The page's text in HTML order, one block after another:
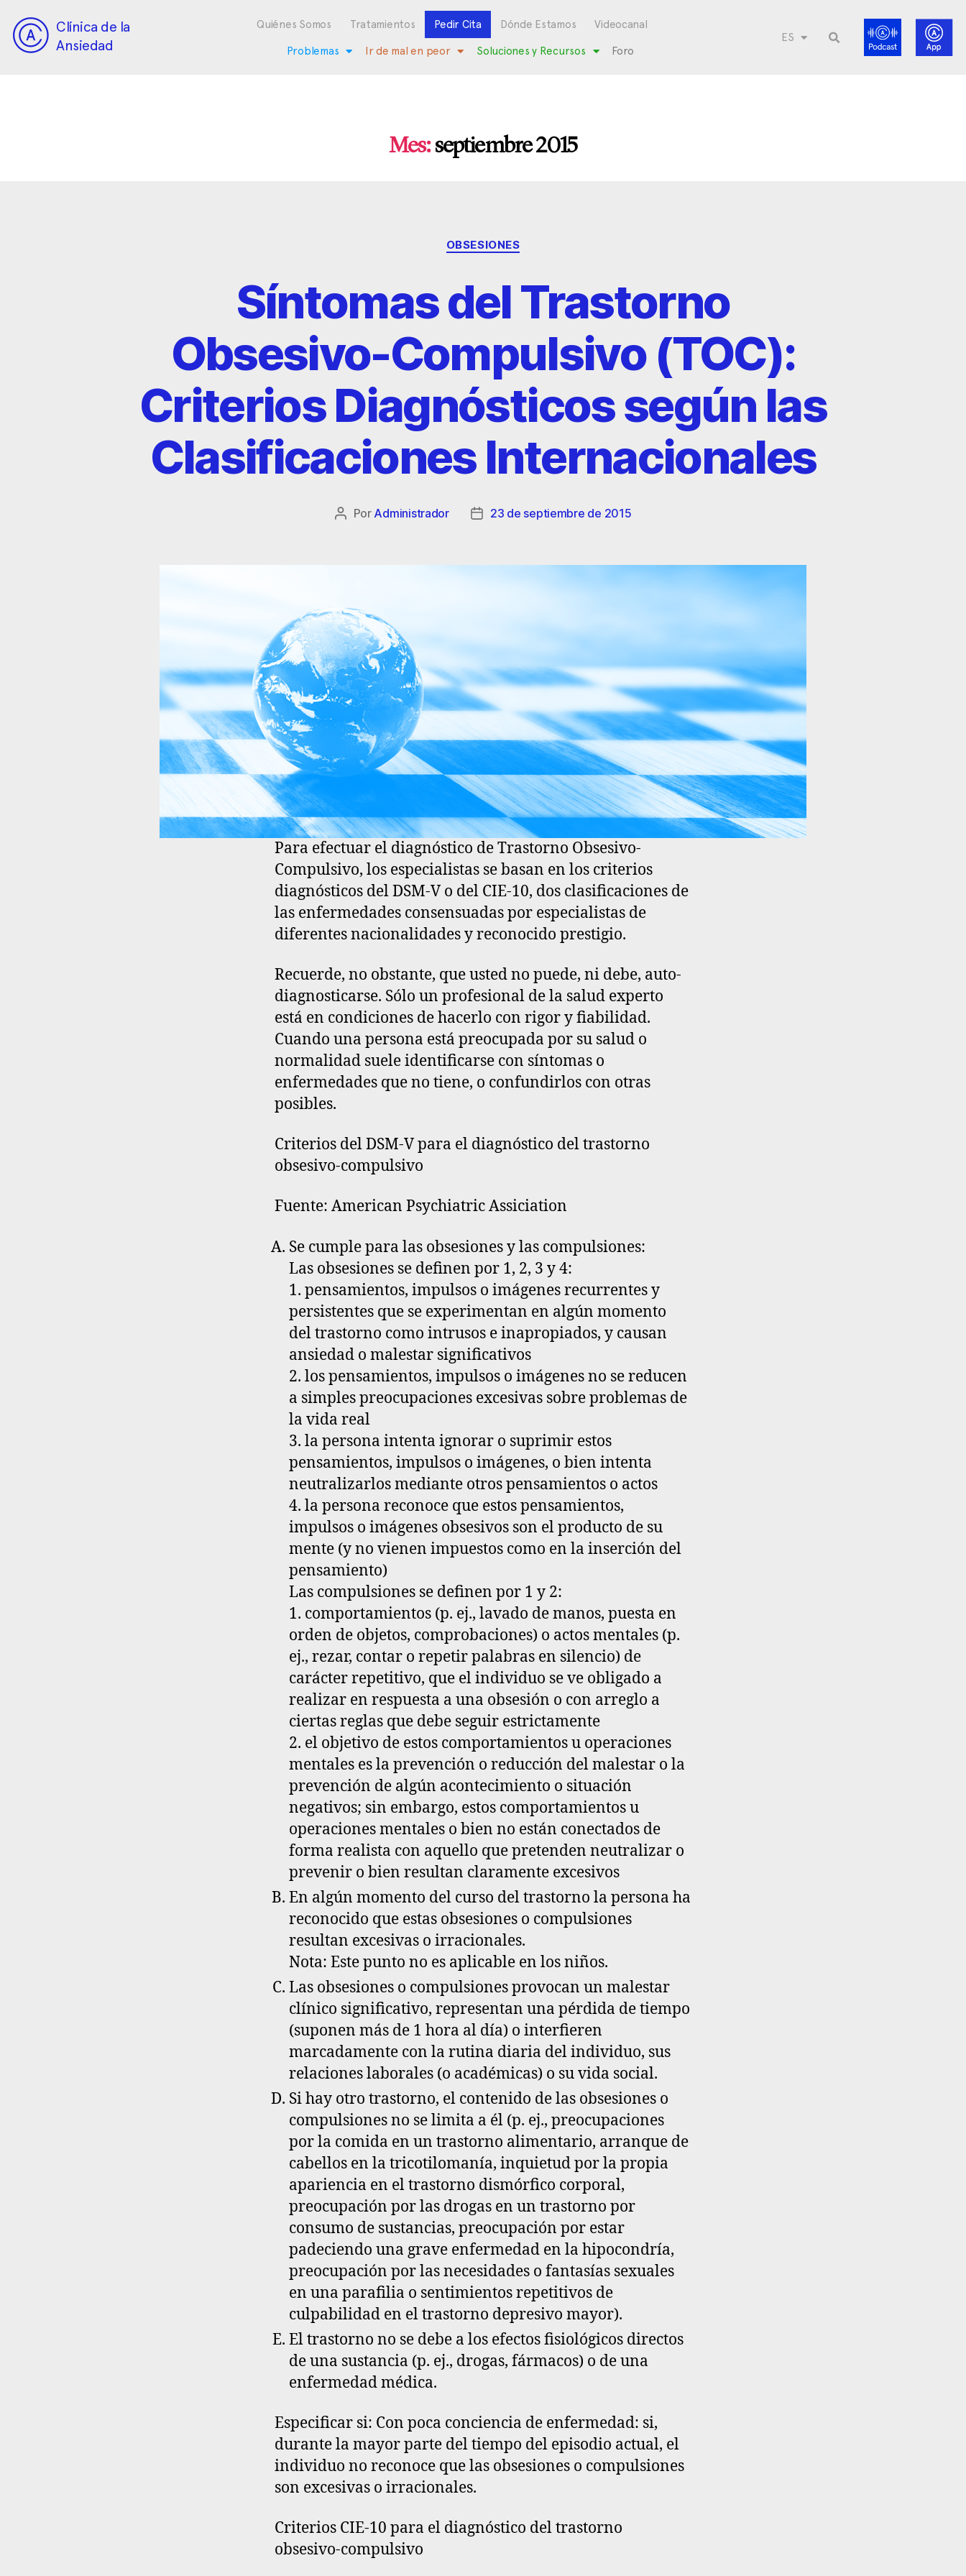
Clínica de la
Ansiedad
Quiénes Somos Tratamientos Pedir Cita Dónde Estamos Videocanal
Problemas Ir de mal en peor Soluciones y Recursos Foro
ES
Mes:septiembre 2015
OBSESIONES
Síntomas del Trastorno
Obsesivo-Compulsivo (TOC):
Criterios Diagnósticos según las
Clasificaciones Internacionales
Por Administrador 23 de septiembre de 2015
Para efectuar el diagnóstico de Trastorno Obsesivo-
Compulsivo, los especialistas se basan en los criterios
diagnósticos delDSM-Vo del CIE-10, dos clasificaciones de
las enfermedades consensuadas por especialistas de
diferentes nacionalidades y reconocido prestigio.
Recuerde, no obstante, queusted no puede, ni debe, auto-
diagnosticarse. Sólo un profesional de la salud experto
está en condiciones de hacerlo con rigor y fiabilidad.
Cuando una persona está preocupada por su salud o
normalidad suele identificarse con síntomas o
enfermedades que no tiene, o confundirlos con otras
posibles.
Criterios del DSM-V para el diagnóstico del trastorno
obsesivo-compulsivo
Fuente: American Psychiatric Assiciation
Se cumple para las obsesiones y las compulsiones:
Las obsesiones se definen por 1, 2, 3 y 4:
1. pensamientos, impulsos o imágenes recurrentes y
persistentes que se experimentan en algún momento
del trastorno como intrusos e inapropiados, y causan
ansiedad o malestar significativos
2. los pensamientos, impulsos o imágenes no se reducen
a simples preocupaciones excesivas sobre problemas de
la vida real
3. la persona intenta ignorar o suprimir estos
pensamientos, impulsos o imágenes, o bien intenta
neutralizarlos mediante otros pensamientos o actos
4. la persona reconoce que estos pensamientos,
impulsos o imágenes obsesivos son el producto de su
mente (y no vienen impuestos como en la inserción del
pensamiento)
Las compulsiones se definen por 1 y 2:
1. comportamientos (p. ej., lavado de manos, puesta en
orden de objetos, comprobaciones) o actos mentales (p.
ej., rezar, contar o repetir palabras en silencio) de
carácter repetitivo, que el individuo se ve obligado a
realizar en respuesta a una obsesión o con arreglo a
ciertas reglas que debe seguir estrictamente
2. el objetivo de estos comportamientos u operaciones
mentales es la prevención o reducción del malestar o la
prevención de algún acontecimiento o situación
negativos; sin embargo, estos comportamientos u
operaciones mentales o bien no están conectados de
forma realista con aquello que pretenden neutralizar o
prevenir o bien resultan claramente excesivos
En algún momento del curso del trastorno la persona ha
reconocido que estas obsesiones o compulsiones
resultan excesivas o irracionales.
Nota: Este punto no es aplicable en los niños.
Las obsesiones o compulsiones provocan un malestar
clínico significativo, representan una pérdida de tiempo
(suponen más de 1 hora al día) o interfieren
marcadamente con la rutina diaria del individuo, sus
relaciones laborales (o académicas) o su vida social.
Si hay otro trastorno, el contenido de las obsesiones o
compulsiones no se limita a él (p. ej., preocupaciones
por la comida en un trastorno alimentario, arranque de
cabellos en la tricotilomanía, inquietud por la propia
apariencia en el trastorno dismórfico corporal,
preocupación por las drogas en un trastorno por
consumo de sustancias, preocupación por estar
padeciendo una grave enfermedad en la hipocondría,
preocupación por las necesidades o fantasías sexuales
en una parafilia o sentimientos repetitivos de
culpabilidad en el trastorno depresivo mayor).
El trastorno no se debe a los efectos fisiológicos directos
de una sustancia (p. ej., drogas, fármacos) o de una
enfermedad médica.
Especificar si: Con poca conciencia de enfermedad: si,
durante la mayor parte del tiempo del episodio actual, el
individuo no reconoce que las obsesiones o compulsiones
son excesivas o irracionales.
Criterios CIE-10 para el diagnóstico del trastorno
obsesivo-compulsivo